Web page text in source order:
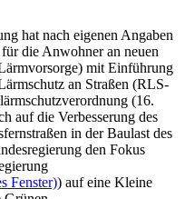
hat nach eigenen Angaben
die Anwohner an neuen
mit Einführung
an Straßen (RLS-
(16.
auf die Verbesserung des
in der Baulast des
den Fokus
Fenster)) auf eine Kleine